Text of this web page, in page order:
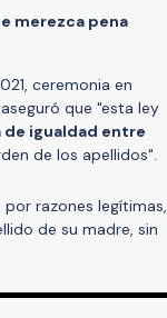
merezca pena
ceremonia en
que "esta ley
igualdad entre
de los apellidos".
por razones legítimas,
de su madre, sin